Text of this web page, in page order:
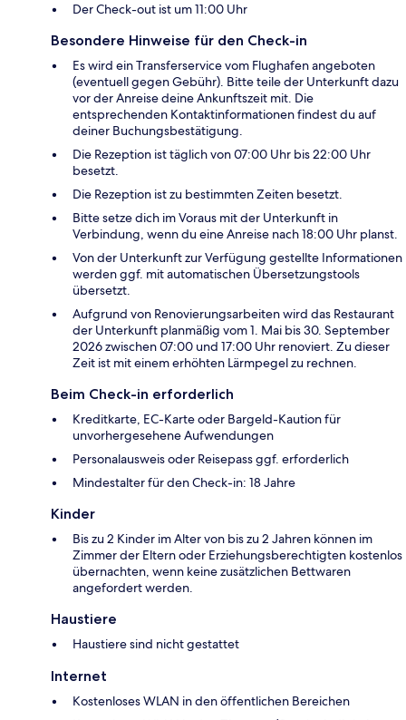
Der Check-out ist um 11:00 Uhr
Besondere Hinweise für den Check-in
Es wird ein Transferservice vom Flughafen angeboten
(eventuell gegen Gebühr). Bitte teile der Unterkunft dazu
vor der Anreise deine Ankunftszeit mit. Die
entsprechenden Kontaktinformationen findest du auf
deiner Buchungsbestätigung.
Die Rezeption ist täglich von 07:00 Uhr bis 22:00 Uhr
besetzt.
Die Rezeption ist zu bestimmten Zeiten besetzt.
Bitte setze dich im Voraus mit der Unterkunft in
Verbindung, wenn du eine Anreise nach 18:00 Uhr planst.
Von der Unterkunft zur Verfügung gestellte Informationen
werden ggf. mit automatischen Übersetzungstools
übersetzt.
Aufgrund von Renovierungsarbeiten wird das Restaurant
der Unterkunft planmäßig vom 1. Mai bis 30. September
2026 zwischen 07:00 und 17:00 Uhr renoviert. Zu dieser
Zeit ist mit einem erhöhten Lärmpegel zu rechnen.
Beim Check-in erforderlich
Kreditkarte, EC-Karte oder Bargeld-Kaution für
unvorhergesehene Aufwendungen
Personalausweis oder Reisepass ggf. erforderlich
Mindestalter für den Check-in: 18 Jahre
Kinder
Bis zu 2 Kinder im Alter von bis zu 2 Jahren können im
Zimmer der Eltern oder Erziehungsberechtigten kostenlos
übernachten, wenn keine zusätzlichen Bettwaren
angefordert werden.
Haustiere
Haustiere sind nicht gestattet
Internet
Kostenloses WLAN in den öffentlichen Bereichen